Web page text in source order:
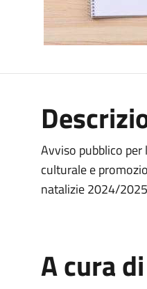
Avviso pubblico
culturale e
natalizie 2024/
A cura di